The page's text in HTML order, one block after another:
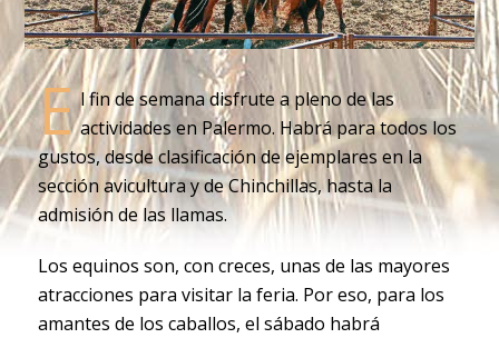
E l fin de semana disfrute a pleno de las
actividades en Palermo. Habrá para todos los
gustos, desde clasificación de ejemplares en la
sección avicultura y de Chinchillas, hasta la
admisión de las llamas.
Los equinos son, con creces, unas de las mayores
atracciones para visitar la feria. Por eso, para los
amantes de los caballos, el sábado habrá